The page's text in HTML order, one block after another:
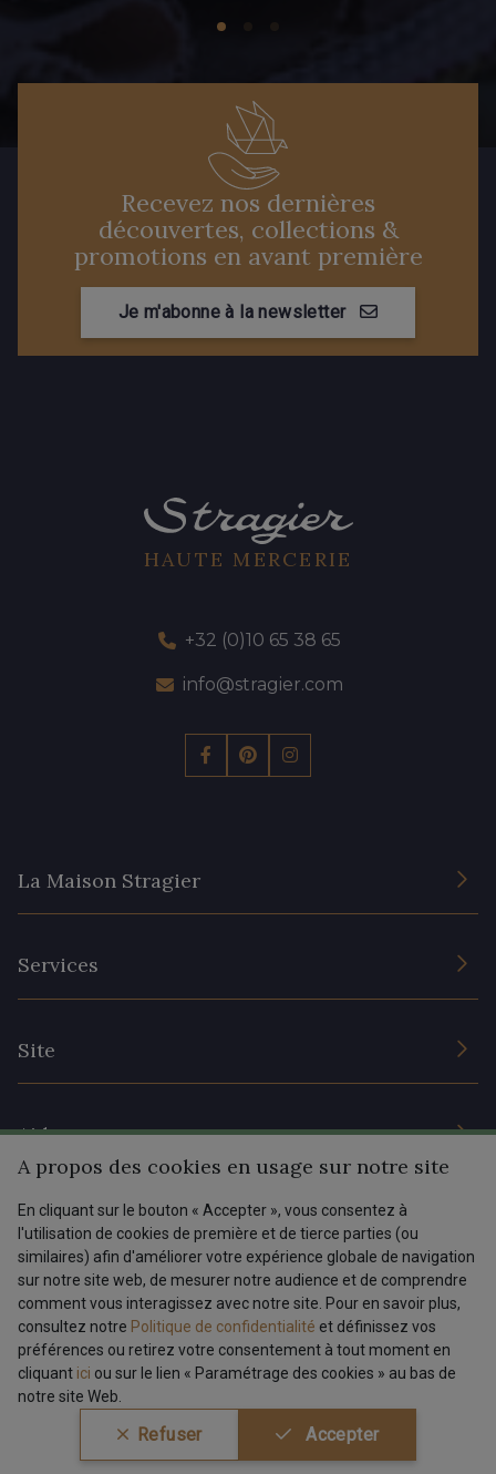
Recevez nos dernières
découvertes, collections &
promotions en avant première
Je m'abonne à la newsletter
HAUTE MERCERIE
+32 (0)10 65 38 65
info@stragier.com
La Maison Stragier
Services
Site
Prix réduits
Magazine
Aide
Livraison : France, Belgique, International
Retours & réclamations
FAQ - Questions fréquentes
Modes de paiements
Menu
Tous nos tissus
Magazine
FR EN
Conditions générales de vente
Politique de confidentialité
BE 0772 618 163
A propos des cookies en usage sur notre site
En cliquant sur le bouton « Accepter », vous consentez à
l'utilisation de cookies de première et de tierce parties (ou
similaires) afin d'améliorer votre expérience globale de navigation
sur notre site web, de mesurer notre audience et de comprendre
comment vous interagissez avec notre site. Pour en savoir plus,
consultez notre Politique de confidentialité et définissez vos
préférences ou retirez votre consentement à tout moment en
cliquant ici ou sur le lien « Paramétrage des cookies » au bas de
notre site Web.
Refuser Accepter